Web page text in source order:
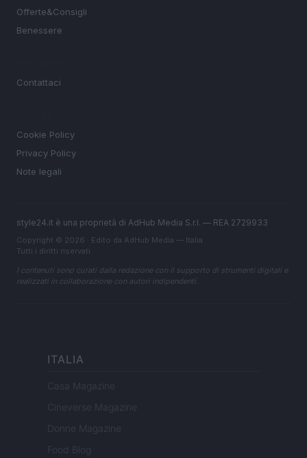
Offerte&Consigli
Benessere
Contattaci
Cookie Policy
Privacy Policy
Note legali
style24.it è una proprietà di AdHub Media S.r.l. — REA 2729933
Copyright © 2026 · Edito da AdHub Media — Italia
Tutti i diritti riservati
I contenuti sono curati dalla redazione con il supporto di strumenti digitali e
realizzati in collaborazione con autori indipendenti.
ITALIA
Casa Magazine
Cineverse Magazine
Donne Magazine
Food Blog